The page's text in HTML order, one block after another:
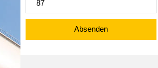
Absenden